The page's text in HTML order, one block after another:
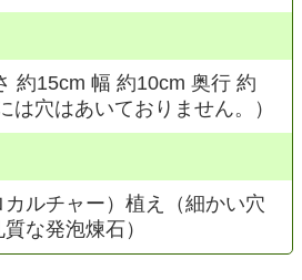
約15cm 幅 約10cm 奥行 約
穴はあいておりません。）
ルチャー）植え（細かい穴
な発泡煉石）